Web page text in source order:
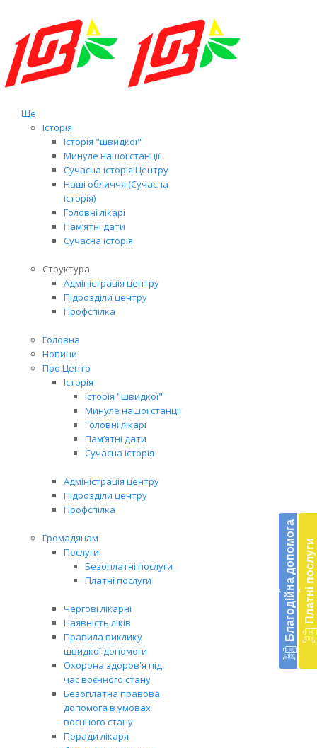
Ще
Історія
Історія "швидкої"
Минуле нашої станції
Сучасна історія Центру
Наші обличчя (Сучасна
історія)
Головні лікарі
Пам’ятні дати
Сучасна історія
Структура
Адміністрація центру
Підрозділи центру
Профспілка
Головна
Новини
Про Центр
Історія
Історія "швидкої"
Минуле нашої станції
Головні лікарі
Пам’ятні дати
Сучасна історія
Адміністрація центру
Підрозділи центру
Профспілка
Громадянам
Послуги
Безоплатні послуги
Платні послуги
Чергові лікарні
Наявність ліків
Правила виклику
швидкої допомоги
Охорона здоров'я під
час воєнного стану
Безоплатна правова
допомога в умовах
воєнного стану
Поради лікаря
‹ Благодійна допомога ‹ Платні послуги